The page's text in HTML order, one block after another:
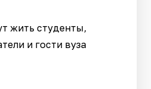
жить студенты,
и гости вуза